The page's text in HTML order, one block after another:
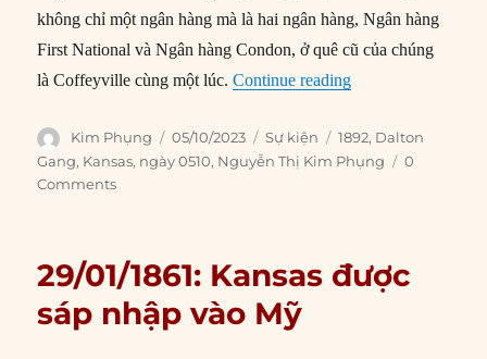
không chỉ một ngân hàng mà là hai ngân hàng, Ngân hàng
First National và Ngân hàng Condon, ở quê cũ của chúng
là Coffeyville cùng một lúc.Continue reading“05/10/1892:
Author
Kim Phụng
Posted
on
05/10/2023 Categories
Sự kiện Tags
1892, Dalton
Gang, Kansas, ngày 0510, Nguyễn Thị Kim Phụng
0
Comments
29/01/1861: Kansas được
sáp nhập vào Mỹ